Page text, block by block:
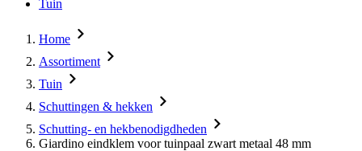
Tuin
Home
Assortiment
Tuin
Schuttingen & hekken
Schutting- en hekbenodigdheden
Giardino eindklem voor tuinpaal zwart metaal 48 mm